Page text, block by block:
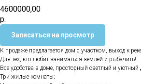
4600000,00
р.
Записаться на просмотр
К продаже предлагается дом с участком, выход к
Для тех, кто любит заниматься землей и рыбачить!
Все удобства в доме, просторный светлый и уютный
Три жилые комнаты;